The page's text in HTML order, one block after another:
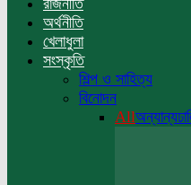
অর্থনীতি
খেলাধুলা
সংস্কৃতি
শিল্প ও সাহিত্য
বিনোদন
Allঅন্যান্য